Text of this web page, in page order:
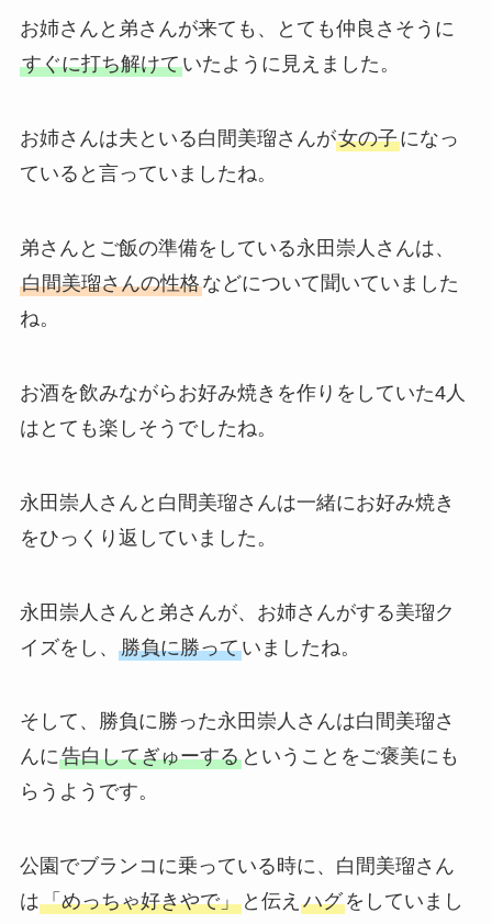
お姉さんと弟さんが来ても、とても仲良さそうに
すぐに打ち解けていたように見えました。
お姉さんは夫といる白間美瑠さんが女の子になっ
ていると言っていましたね。
弟さんとご飯の準備をしている永田崇人さんは、
白間美瑠さんの性格などについて聞いていました
ね。
お酒を飲みながらお好み焼きを作りをしていた4人
はとても楽しそうでしたね。
永田崇人さんと白間美瑠さんは一緒にお好み焼き
をひっくり返していました。
永田崇人さんと弟さんが、お姉さんがする美瑠ク
イズをし、 勝負に勝っていましたね。
そして、勝負に勝った永田崇人さんは白間美瑠さ
んに告白してぎゅーするということをご褒美にも
らうようです。
公園でブランコに乗っている時に、白間美瑠さん
は「めっちゃ好きやで」と伝え ハグをしていまし